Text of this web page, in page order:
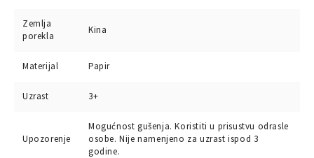
Zemlja
porekla
Kina
Materijal Papir
Uzrast 3+
Upozorenje
Mogućnost gušenja. Koristiti u prisustvu odrasle
osobe. Nije namenjeno za uzrast ispod 3
godine.